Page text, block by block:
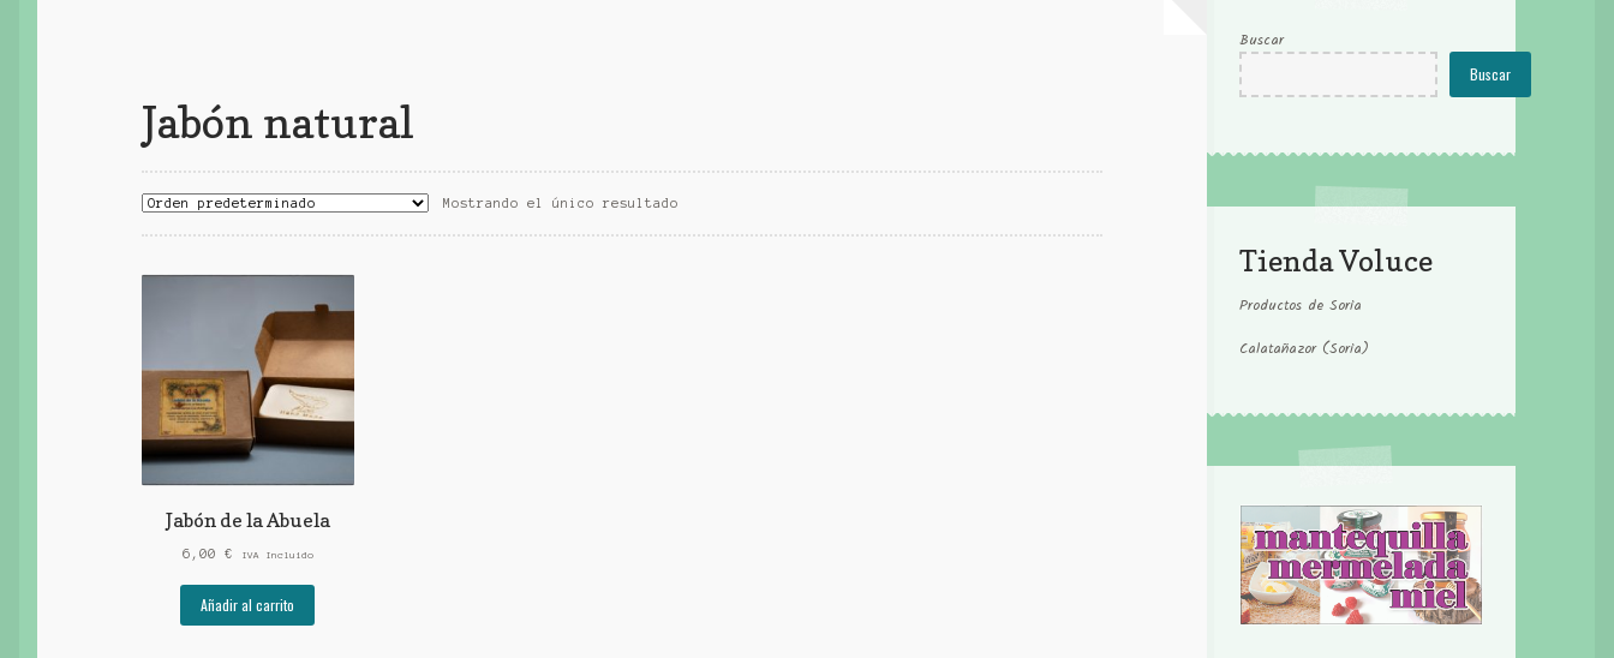
Jabón natural
Mostrando el único resultado
Jabón de la Abuela
6,00 € IVA Incluido
Añadir al carrito
Buscar
Buscar
Tienda Voluce
Productos de Soria
Calatañazor (Soria)